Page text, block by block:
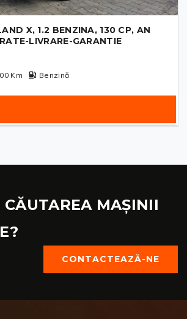
X, 1.2 BENZINA, 130 CP, AN
LIVRARE-GARANTIE
Km Benzină
CĂUTAREA MAȘINII
CONTACTEAZĂ-NE